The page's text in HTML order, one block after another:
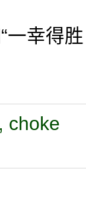
一幸得
choke